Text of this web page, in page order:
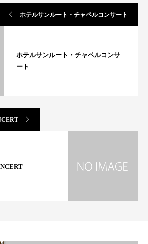
ホテルサンルート・チャペルコンサート
ホテルサンルート・チャペルコンサ
ート